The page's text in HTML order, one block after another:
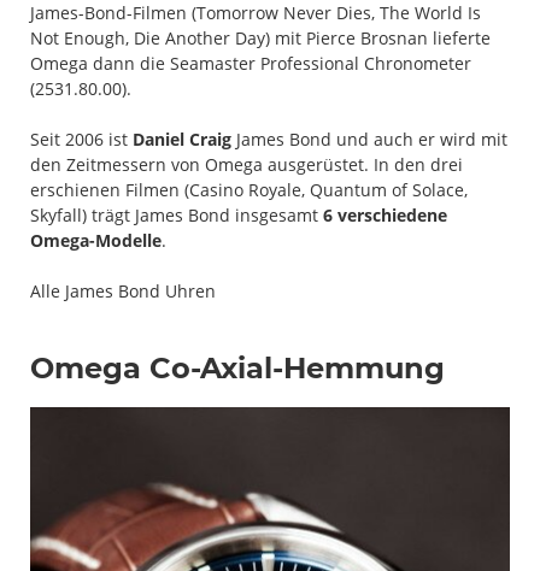
James-Bond-Filmen (Tomorrow Never Dies, The World Is
Not Enough, Die Another Day) mit Pierce Brosnan lieferte
Omega dann die Seamaster Professional Chronometer
(2531.80.00).
Seit 2006 ist Daniel Craig James Bond und auch er wird mit
den Zeitmessern von Omega ausgerüstet. In den drei
erschienen Filmen (Casino Royale, Quantum of Solace,
Skyfall) trägt James Bond insgesamt 6 verschiedene
Omega-Modelle.
Alle James Bond Uhren
Omega Co-Axial-Hemmung